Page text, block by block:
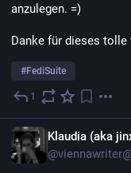
anzulegen. =)
Danke für dieses tolle
#FediSuite
1
Klaudia (aka